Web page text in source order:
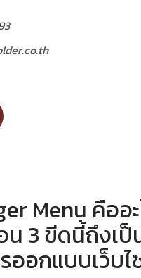
Menu คืออะ
น 3 ขีดนี้ถึงเ
ออกแบบเว็บ